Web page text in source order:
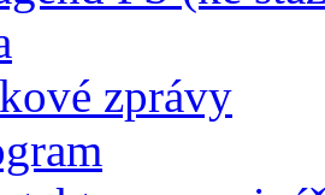
zprávy